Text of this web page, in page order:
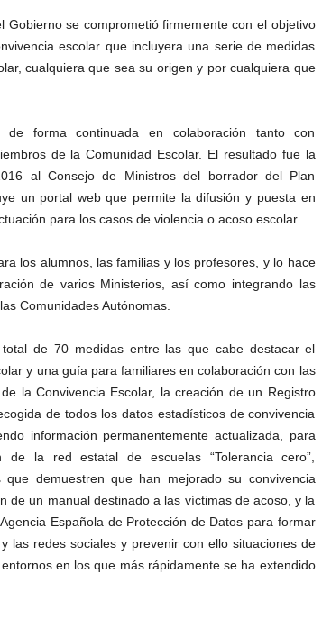
se comprometió firmemente con el objetivo
escolar que incluyera una serie de medidas
cualquiera que sea su origen y por cualquiera que
forma continuada en colaboración tanto con
de la Comunidad Escolar. El resultado fue la
al Consejo de Ministros del borrador del Plan
un portal web que permite la difusión y puesta en
para los casos de violencia o acoso escolar.
los alumnos, las familias y los profesores, y lo hace
de varios Ministerios, así como integrando las
Comunidades Autónomas.
de 70 medidas entre las que cabe destacar el
y una guía para familiares en colaboración con las
la Convivencia Escolar, la creación de un Registro
de todos los datos estadísticos de convivencia
información permanentemente actualizada, para
la red estatal de escuelas “Tolerancia cero”,
que demuestren que han mejorado su convivencia
de un manual destinado a las víctimas de acoso, y la
Española de Protección de Datos para formar
las redes sociales y prevenir con ello situaciones de
en los que más rápidamente se ha extendido